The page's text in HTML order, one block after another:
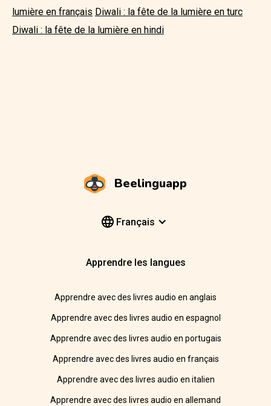
lumière en français Diwali : la fête de la lumière en turc
Diwali : la fête de la lumière en hindi
Beelinguapp
Français
Apprendre les langues
Apprendre avec des livres audio en anglais
Apprendre avec des livres audio en espagnol
Apprendre avec des livres audio en portugais
Apprendre avec des livres audio en français
Apprendre avec des livres audio en italien
Apprendre avec des livres audio en allemand